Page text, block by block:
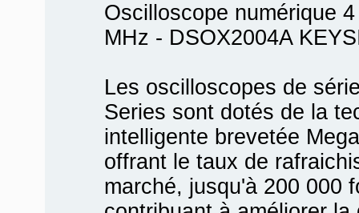
Oscilloscope numérique
MHz - DSOX2004A
Les oscilloscopes de
Series sont dotés de la
intelligente brevetée
offrant le taux de
marché, jusqu'à 200 000